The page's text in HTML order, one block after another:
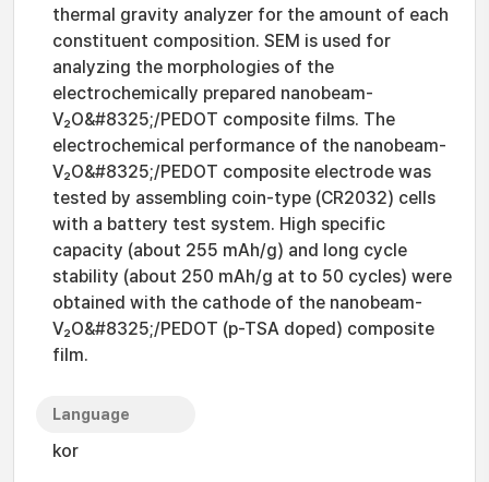
thermal gravity analyzer for the amount of each
constituent composition. SEM is used for
analyzing the morphologies of the
electrochemically prepared nanobeam-
V₂O&#8325;/PEDOT composite films. The
electrochemical performance of the nanobeam-
V₂O&#8325;/PEDOT composite electrode was
tested by assembling coin-type (CR2032) cells
with a battery test system. High specific
capacity (about 255 mAh/g) and long cycle
stability (about 250 mAh/g at to 50 cycles) were
obtained with the cathode of the nanobeam-
V₂O&#8325;/PEDOT (p-TSA doped) composite
film.
Language
kor